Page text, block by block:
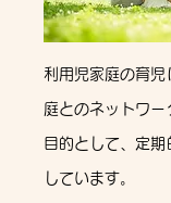
利用児家庭の育児
庭とのネットワ
目的として、定
しています。